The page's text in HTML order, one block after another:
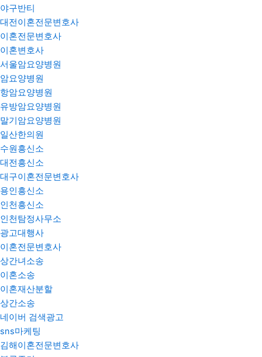
야구반티
대전이혼전문변호사
이혼전문변호사
이혼변호사
서울암요양병원
암요양병원
항암요양병원
유방암요양병원
말기암요양병원
일산한의원
수원흥신소
대전흥신소
대구이혼전문변호사
용인흥신소
인천흥신소
인천탐정사무소
광고대행사
이혼전문변호사
상간녀소송
이혼소송
이혼재산분할
상간소송
네이버 검색광고
sns마케팅
김해이혼전문변호사